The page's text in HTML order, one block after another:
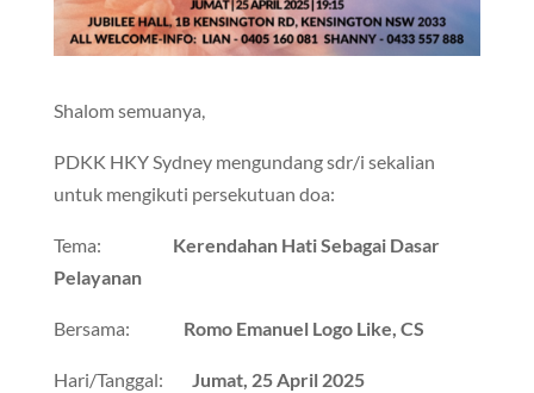
Shalom semuanya,
PDKK HKY Sydney mengundang sdr/i sekalian
untuk mengikuti persekutuan doa:
Tema: Kerendahan Hati Sebagai Dasar
Pelayanan
Bersama: Romo Emanuel Logo Like, CS
Hari/Tanggal: Jumat, 25 April 2025